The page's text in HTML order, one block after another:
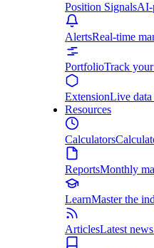
Position SignalsAI-
AlertsReal-time
PortfolioTrack
ExtensionLive
Resources
Calculators
ReportsMonthly
LearnMaster the
ArticlesLatest